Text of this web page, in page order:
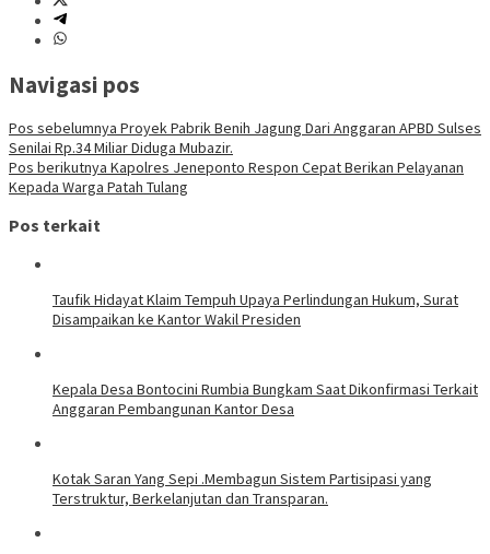
Navigasi pos
Pos sebelumnya Proyek Pabrik Benih Jagung Dari Anggaran APBD Sulses
Senilai Rp.34 Miliar Diduga Mubazir.
Pos berikutnya Kapolres Jeneponto Respon Cepat Berikan Pelayanan
Kepada Warga Patah Tulang
Pos terkait
Taufik Hidayat Klaim Tempuh Upaya Perlindungan Hukum, Surat
Disampaikan ke Kantor Wakil Presiden
Kepala Desa Bontocini Rumbia Bungkam Saat Dikonfirmasi Terkait
Anggaran Pembangunan Kantor Desa
Kotak Saran Yang Sepi .Membagun Sistem Partisipasi yang
Terstruktur, Berkelanjutan dan Transparan.